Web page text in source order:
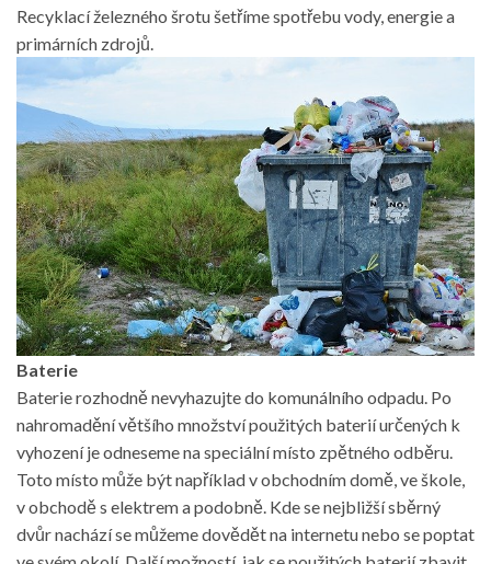
Recyklací železného šrotu šetříme spotřebu vody, energie a
primárních zdrojů.
Baterie
Baterie rozhodně nevyhazujte do komunálního odpadu. Po
nahromadění většího množství použitých baterií určených k
vyhození je odneseme na speciální místo zpětného odběru.
Toto místo může být například v obchodním domě, ve škole,
v obchodě s elektrem a podobně. Kde se nejbližší sběrný
dvůr nachází se můžeme dovědět na internetu nebo se poptat